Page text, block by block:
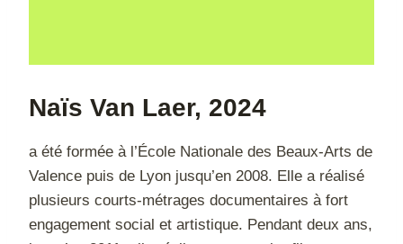
Naïs Van Laer, 2024
a été formée à l’École Nationale des Beaux-Arts de
Valence puis de Lyon jusqu’en 2008. Elle a réalisé
plusieurs courts-métrages documentaires à fort
engagement social et artistique. Pendant deux ans,